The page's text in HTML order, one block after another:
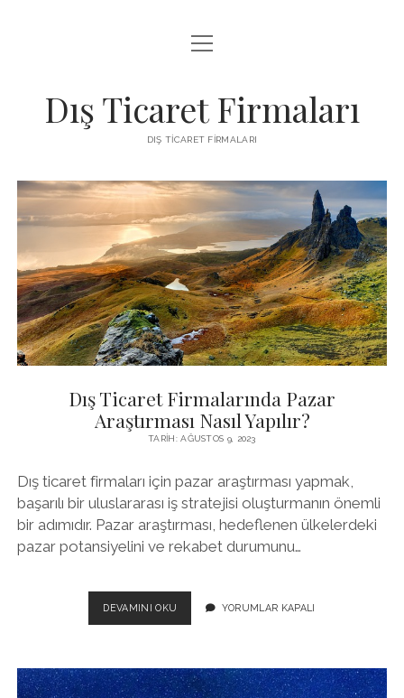
INSTAGRAM BEĞENI KASMA ÜCRETSIZ
SAYFA LISTESI
menüyü
aç
Dış Ticaret Firmaları
DIŞ TICARET FIRMALARI
Dış
Ticaret
Firmaları
Yazılar
Dış Ticaret Firmalarında Pazar
Araştırması Nasıl Yapılır?
TARIH: AĞUSTOS 9, 2023
Dış ticaret firmaları için pazar araştırması yapmak,
başarılı bir uluslararası iş stratejisi oluşturmanın önemli
bir adımıdır. Pazar araştırması, hedeflenen ülkelerdeki
pazar potansiyelini ve rekabet durumunu…
DEVAMINI OKU
TICARET
ARAŞTIRMASI
NASIL
YORUMLAR KAPALI